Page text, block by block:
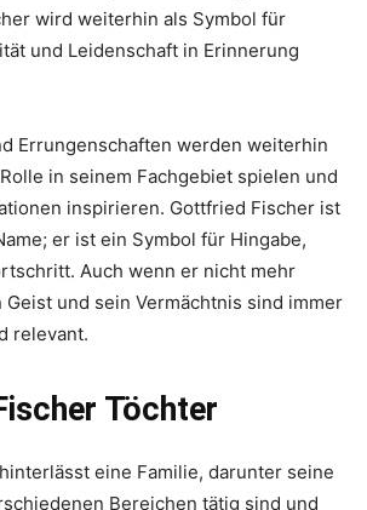
wird weiterhin als Symbol für
und Leidenschaft in Erinnerung
Errungenschaften werden weiterhin
in seinem Fachgebiet spielen und
inspirieren. Gottfried Fischer ist
er ist ein Symbol für Hingabe,
Auch wenn er nicht mehr
und sein Vermächtnis sind immer
relevant.
Töchter
eine Familie, darunter seine
Bereichen tätig sind und